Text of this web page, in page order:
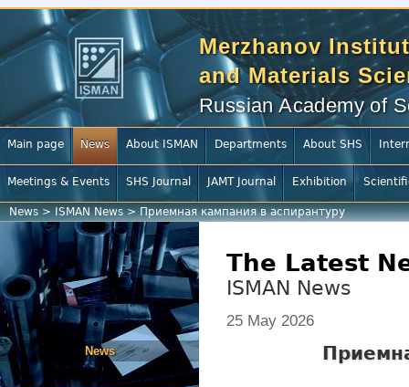
Merzhanov
and Materials
Russian Academy of
Main page News About ISMAN Departments About SHS
Meetings & Events SHS Journal JAMT Journal Exhibition
News >ISMAN News>Приемная кампания в аспирантуру
News
The Latest
ISMAN News
25 May 2026